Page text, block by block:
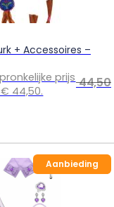
+ Accessoires –
44,50
prijs
44,50.
Aanbieding